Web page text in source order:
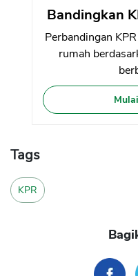
Bandingkan
Perbandingan
rumah
Tags
KPR